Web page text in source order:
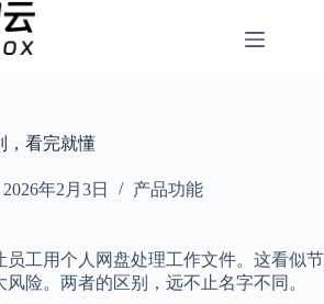
，看完就懂
2026年2月3日 产品功能
员工用个人网盘处理工作文件。这看似节
险。两者的区别，远不止名字不同。